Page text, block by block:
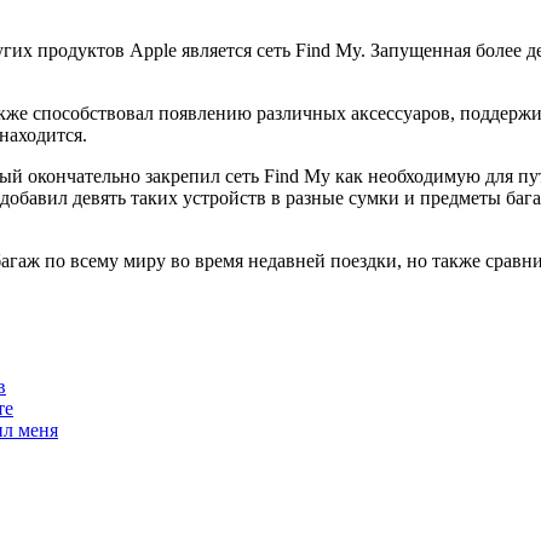
продуктов Apple является сеть Find My. Запущенная более
способствовал появлению различных аксессуаров,
окончательно закрепил сеть Find My как необходимую для
девять таких устройств в разные сумки и предметы
по всему миру во время недавней поездки, но также
меня